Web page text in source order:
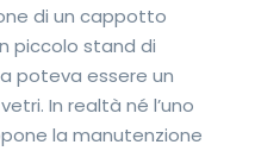
di un cappotto
piccolo stand di
poteva essere un
In realtà né l’uno
la manutenzione